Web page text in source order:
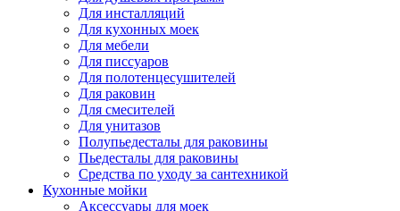
Для инсталляций
Для кухонных моек
Для мебели
Для писсуаров
Для полотенцесушителей
Для раковин
Для смесителей
Для унитазов
Полупьедесталы для раковины
Пьедесталы для раковины
Средства по уходу за сантехникой
Кухонные мойки
Аксессуары для моек